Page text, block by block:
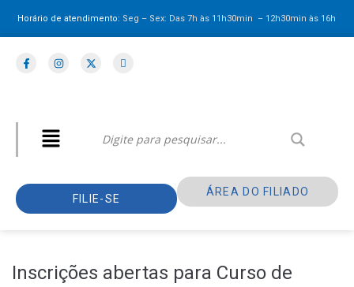
Horário de atendimento: Seg – Sex: Das 7h às 11h30min – 12h30minàs 16h
FILIE-SE
ÁREA DO FILIADO
Inscrições abertas para Curso de